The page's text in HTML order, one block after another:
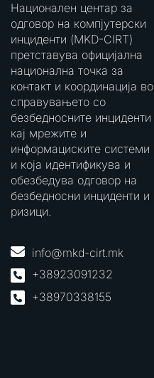
Национален центар за
одговор на компјутерски
инциденти (MKD-CIRT)
претставува официјална
национална точка за
контакт и координација во
справувањето со
безбедносните инциденти
кај мрежите и
информациските системи
и која идентификува и
обезбедува одговор на
безбедносни инциденти и
ризици.
info@mkd-cirt.mk
+38923091232
+38970338155